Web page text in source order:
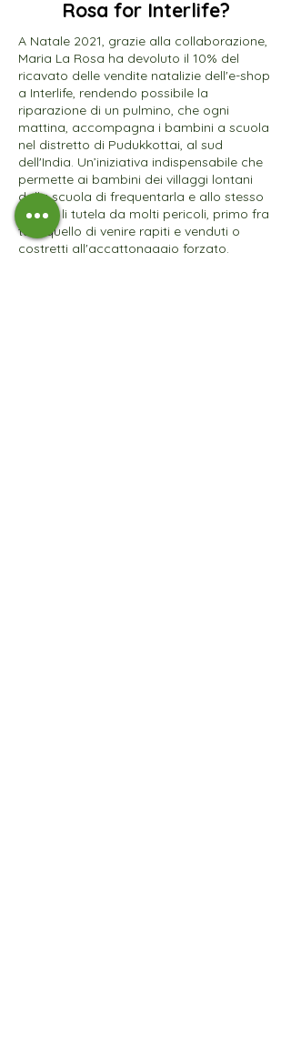
Rosa for Interlife?
A Natale 2021, grazie alla collaborazione,
Maria La Rosa ha devoluto il 10% del
ricavato delle vendite natalizie dell'e-shop
a Interlife, rendendo possibile la
riparazione di un pulmino, che ogni
mattina, accompagna i bambini a scuola
nel distretto di Pudukkottai, al sud
dell'India. Un’iniziativa indispensabile che
permette ai bambini dei villaggi lontani
dalla scuola di frequentarla e allo stesso
tempo li tutela da molti pericoli, primo fra
tutti quello di venire rapiti e venduti o
costretti all'accattonaggio forzato.